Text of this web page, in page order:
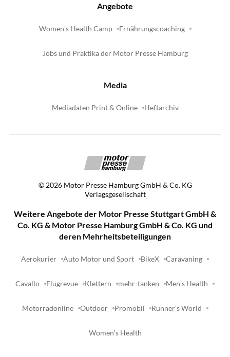
Angebote
Women's Health Camp Ernährungscoaching
Jobs und Praktika der Motor Presse Hamburg
Media
Mediadaten Print & Online Heftarchiv
© 2026 Motor Presse Hamburg GmbH & Co. KG
Verlagsgesellschaft
Weitere Angebote der Motor Presse Stuttgart GmbH &
Co. KG & Motor Presse Hamburg GmbH & Co. KG und
deren Mehrheitsbeteiligungen
Aerokurier Auto Motor und Sport BikeX Caravaning
Cavallo Flugrevue Klettern mehr-tanken Men's Health
Motorradonline Outdoor Promobil Runner's World
Women's Health